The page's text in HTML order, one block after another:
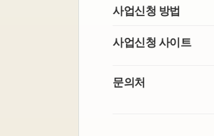
사업신청 방법
사업신청 사이트
문의처